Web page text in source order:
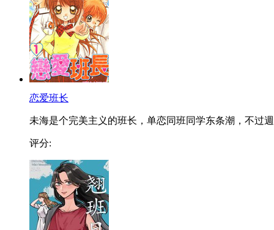
恋爱班长
未海是个完美主义的班长，单恋同班同学东条潮，不过
评分: